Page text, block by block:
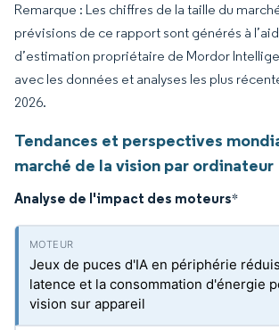
Remarque : Les chiffres de la taille du
prévisions de ce rapport sont générés à
d’estimation propriétaire de Mordor
avec les données et analyses les plus
2026.
Tendances et perspectives
marché de la vision par ordinateur
Analyse de l'impact des moteurs*
Jeux de puces d'IA en périphérie
latence et la consommation d'énergie
vision sur appareil